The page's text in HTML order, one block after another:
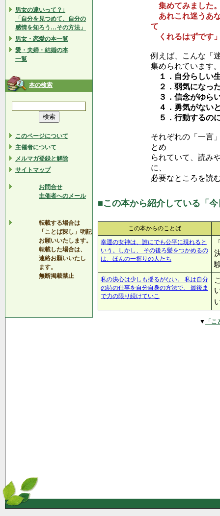
男女の違いって？↓
「自分を見つめて、自分の
感情を知ろう…その方法」
男女・恋愛の本一覧
愛・夫婦・結婚の本
一覧
本の検索
このページについて
主催者について
メルマガ登録と解除
サイトマップ
お問合せ
主催者へのメール
転載する場合は
「ことば探し」明記
お願いいたします。
転載した場合は、
連絡お願いいたし
ます。
無断掲載禁止
集めてみました
あれこれ迷うあ
て
くれるはずです
例えば、こんな「
集められています
１．自分らし
２．弱気になっ
３．信念がゆら
４．勇気がない
５．行動するの
それぞれの「一言
とめ
られていて、読み
に、
必要なところを読
■この本から紹介している「
この本からのことば
幸運の女神は、誰にでも公平に現れると
いう。しかし、 その後ろ髪をつかめるの
は、ほんの一握りの人たち
私の決心は少しも揺るがない。 私は自分
の詩の仕事を自分自身の方法で、 最後ま
で力の限り続けていこ
▼ 「